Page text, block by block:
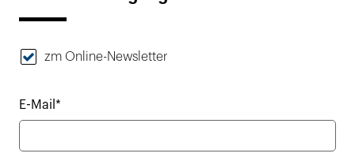
zm Online-Newsletter
E-Mail*